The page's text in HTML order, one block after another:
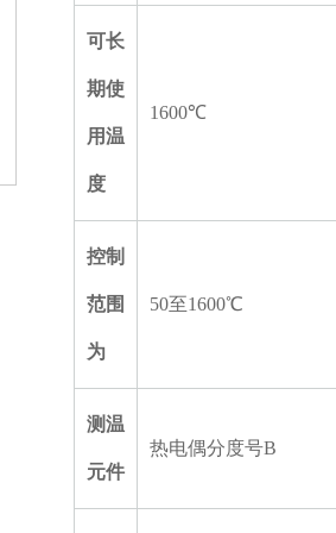
可长
期使
用温
度
1600℃
控制
范围
为
50至1600℃
测温
元件
热电偶分度号B